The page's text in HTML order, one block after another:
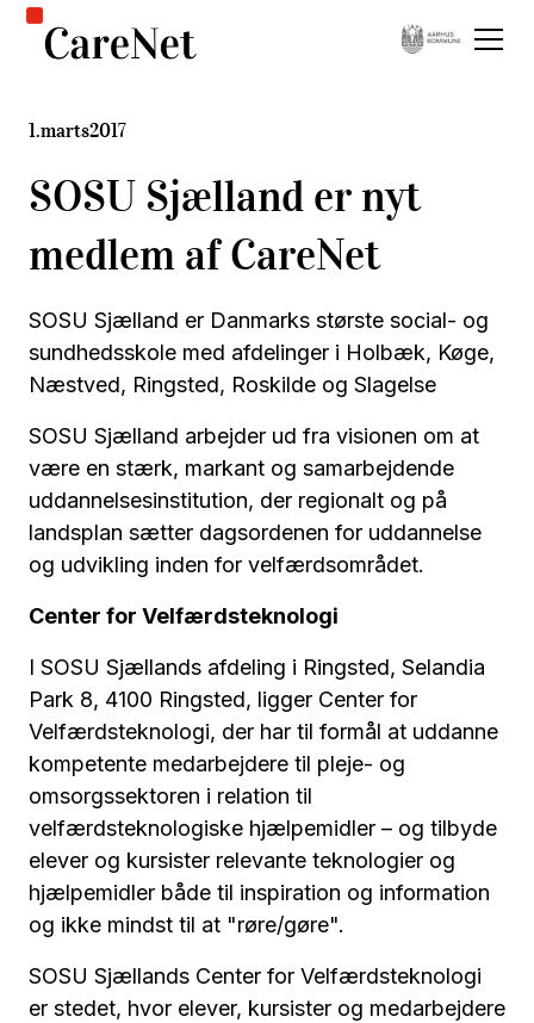
1.marts2017
SOSU Sjælland er nyt
medlem af CareNet
SOSU Sjælland er Danmarks største social- og
sundhedsskole med afdelinger i Holbæk, Køge,
Næstved, Ringsted, Roskilde og Slagelse
SOSU Sjælland arbejder ud fra visionen om at
være en stærk, markant og samarbejdende
uddannelsesinstitution, der regionalt og på
landsplan sætter dagsordenen for uddannelse
og udvikling inden for velfærdsområdet.
Center for Velfærdsteknologi
I SOSU Sjællands afdeling i Ringsted, Selandia
Park 8, 4100 Ringsted, ligger Center for
Velfærdsteknologi, der har til formål at uddanne
kompetente medarbejdere til pleje- og
omsorgssektoren i relation til
velfærdsteknologiske hjælpemidler – og tilbyde
elever og kursister relevante teknologier og
hjælpemidler både til inspiration og information
og ikke mindst til at "røre/gøre".
SOSU Sjællands Center for Velfærdsteknologi
er stedet, hvor elever, kursister og medarbejdere